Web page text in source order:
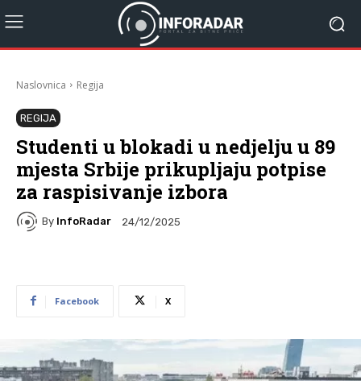
Naslovnica Regija
REGIJA
Studenti u blokadi u nedjelju u 89
mjesta Srbije prikupljaju potpise
za raspisivanje izbora
By InfoRadar 24/12/2025
Facebook X